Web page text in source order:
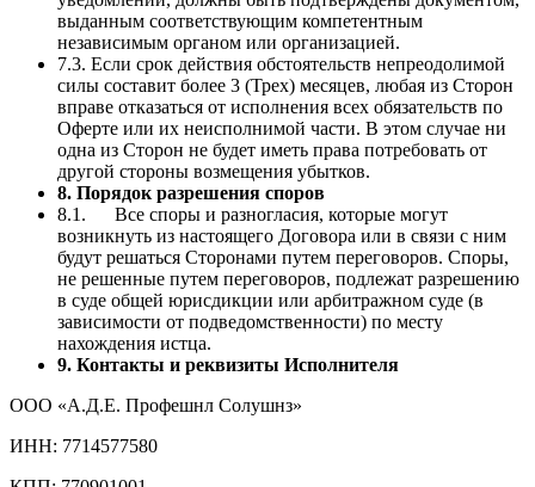
выданным соответствующим компетентным
независимым органом или организацией.
7.3. Если срок действия обстоятельств непреодолимой
силы составит более 3 (Трех) месяцев, любая из Сторон
вправе отказаться от исполнения всех обязательств по
Оферте или их неисполнимой части. В этом случае ни
одна из Сторон не будет иметь права потребовать от
другой стороны возмещения убытков.
8. Порядок разрешения споров
8.1. Все споры и разногласия, которые могут
возникнуть из настоящего Договора или в связи с ним
будут решаться Сторонами путем переговоров. Споры,
не решенные путем переговоров, подлежат разрешению
в суде общей юрисдикции или арбитражном суде (в
зависимости от подведомственности) по месту
нахождения истца.
9. Контакты и реквизиты Исполнителя
ООО «А.Д.Е. Профешнл Солушнз»
ИНН: 7714577580